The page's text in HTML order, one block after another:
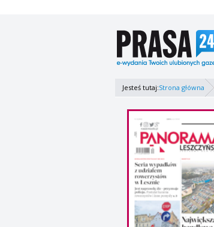
Jesteś tutaj:Strona główna